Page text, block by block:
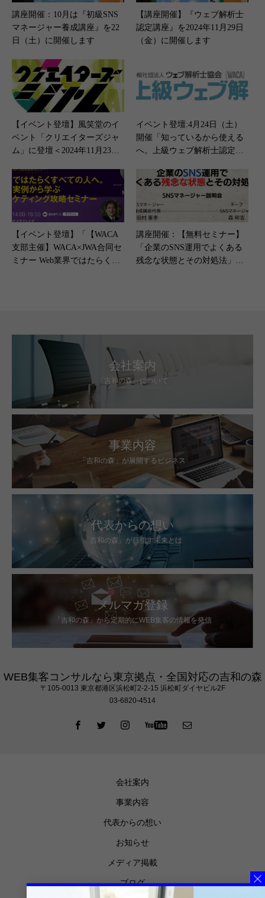
講座開催：10月は『初級SNS
マネージャー養成講座』を22
日（土）に開催します
【講座開催】『ウェブ解析士
認定講座』を2024年11月29日
（金）に開催します
【イベント登壇】風笑堂のイ
ベント「クリエイターズジャ
ム」に登壇＜2024年11月23日
イベント登壇:4月24日（土）
開催「知っているから使える
へ。上級ウェブ解析士認定講
【イベント登壇】「【WACA
支部主催】WACA×JWA合同セ
ミナー Web業界ではたらくす
講座開催：【無料セミナー】
「企業のSNS運用でよくある
残念な状態とその対処法」（1
会社案内
「吉和の森」について
事業内容
「吉和の森」が展開するビジネス
代表からの想い
「吉和の森」が目指す未来とは
メルマガ登録
「吉和の森」から定期的にWEB集客の情報を発信
WEB集客コンサルなら東京拠点・全国対応の吉和の森
〒105‐0013 東京都港区浜松町2-2-15 浜松町ダイヤビル2F
03-6820-4514
会社案内
事業内容
代表からの想い
お知らせ
メディア掲載
ブログ